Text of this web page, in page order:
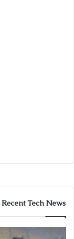
Recent Tech News